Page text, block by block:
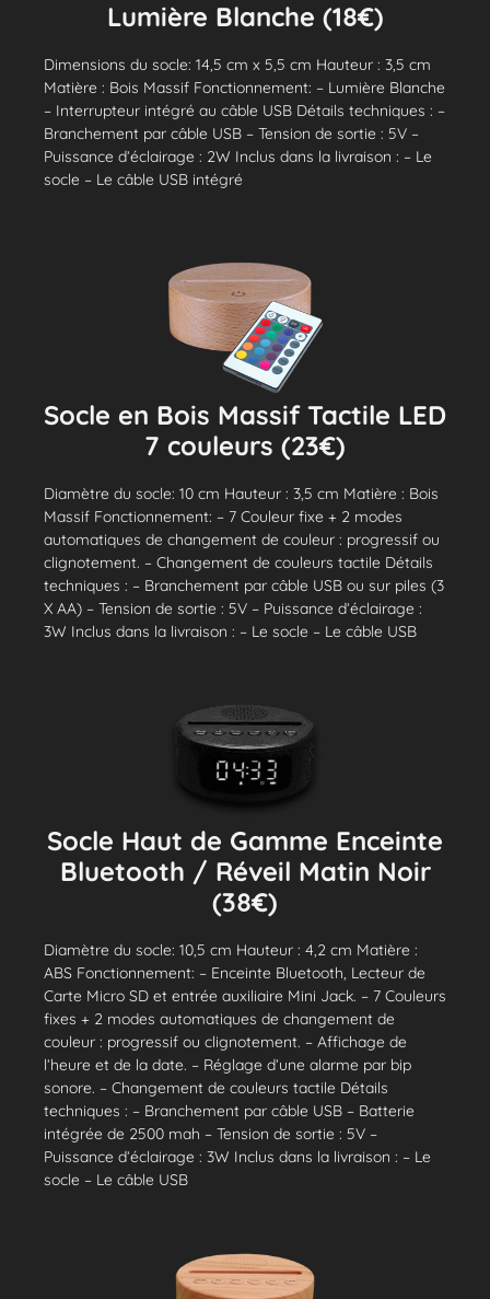
Lumière Blanche (18€)
Dimensions du socle: 14,5 cm x 5,5 cm Hauteur : 3,5 cm
Matière : Bois Massif Fonctionnement: – Lumière Blanche
– Interrupteur intégré au câble USB Détails techniques : –
Branchement par câble USB – Tension de sortie : 5V –
Puissance d’éclairage : 2W Inclus dans la livraison : – Le
socle – Le câble USB intégré
Socle en Bois Massif Tactile LED
7 couleurs (23€)
Diamètre du socle: 10 cm Hauteur : 3,5 cm Matière : Bois
Massif Fonctionnement: – 7 Couleur fixe + 2 modes
automatiques de changement de couleur : progressif ou
clignotement. – Changement de couleurs tactile Détails
techniques : – Branchement par câble USB ou sur piles (3
X AA) – Tension de sortie : 5V – Puissance d’éclairage :
3W Inclus dans la livraison : – Le socle – Le câble USB
Socle Haut de Gamme Enceinte
Bluetooth / Réveil Matin Noir
(38€)
Diamètre du socle: 10,5 cm Hauteur : 4,2 cm Matière :
ABS Fonctionnement: – Enceinte Bluetooth, Lecteur de
Carte Micro SD et entrée auxiliaire Mini Jack. – 7 Couleurs
fixes + 2 modes automatiques de changement de
couleur : progressif ou clignotement. – Affichage de
l’heure et de la date. – Réglage d’une alarme par bip
sonore. – Changement de couleurs tactile Détails
techniques : – Branchement par câble USB – Batterie
intégrée de 2500 mah – Tension de sortie : 5V –
Puissance d’éclairage : 3W Inclus dans la livraison : – Le
socle – Le câble USB